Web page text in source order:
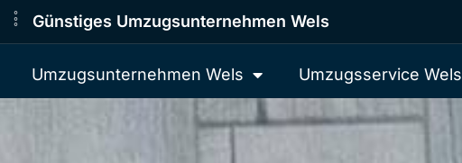
Günstiges Umzugsunternehmen Wels
Umzugsunternehmen Wels Umzugsservice Wels